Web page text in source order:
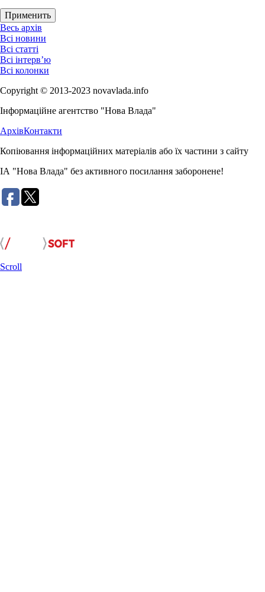
Весь архів
Всі новини
Всі статті
Всі інтерв’ю
Всі колонки
Copyright © 2013-2023 novavlada.info
Інформаційне агентство "Нова Влада"
АрхівКонтакти
Копіювання інформаційних матеріалів або їх частини з сайту
ІА "Нова Влада" без активного посилання заборонене!
Scroll